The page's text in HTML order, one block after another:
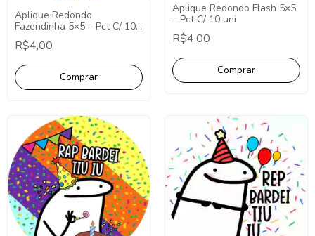
Aplique Redondo
Fazendinha 5×5 – Pct C/ 10
uni
R$4,00
Aplique Redondo Flash 5×5
– Pct C/ 10 uni
R$4,00